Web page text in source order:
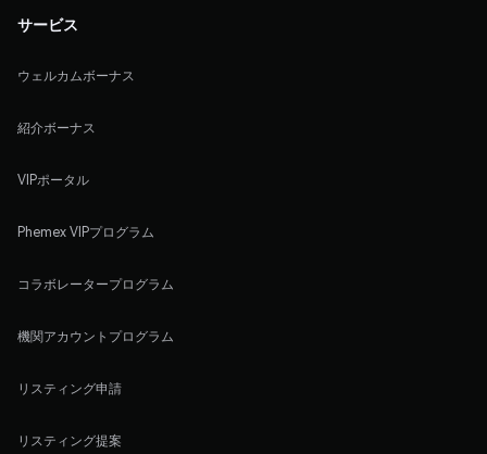
サービス
ウェルカムボーナス
紹介ボーナス
VIPポータル
Phemex VIPプログラム
コラボレータープログラム
機関アカウントプログラム
リスティング申請
リスティング提案